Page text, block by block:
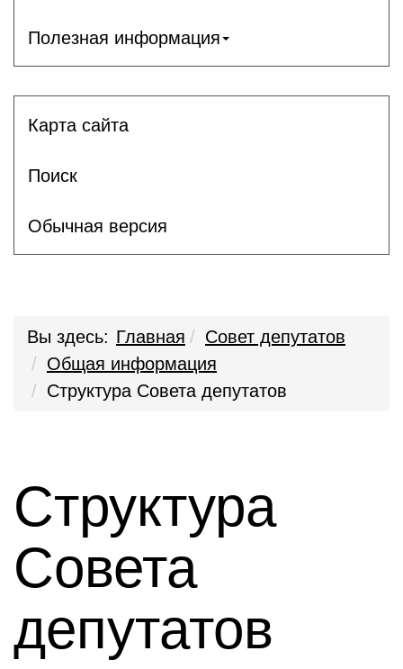
Полезная информация
Карта сайта
Поиск
Обычная версия
Вы здесь: Главная
Совет депутатов
Общая информация
Структура Совета депутатов
Структура
Совета
депутатов